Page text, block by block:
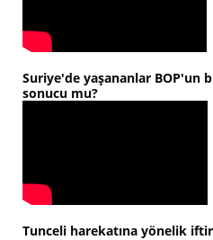
Suriye'de yaşananlar BOP'un
sonucu mu?
Tunceli harekatına yönelik